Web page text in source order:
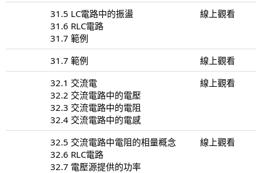
31.5 LC電路中的振盪
31.6 RLC電路
31.7 範例
線上觀看
31.7 範例
線上觀看
32.1 交流電
32.2 交流電路中的電壓
32.3 交流電路中的電阻
32.4 交流電路中的電感
線上觀看
32.5 交流電路中電阻的相量概念
32.6 RLC電路
32.7 電壓源提供的功率
線上觀看